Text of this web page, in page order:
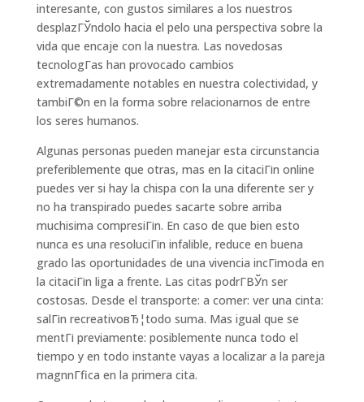
interesante, con gustos similares a los nuestros
desplazГЎndolo hacia el pelo una perspectiva sobre la
vida que encaje con la nuestra. Las novedosas
tecnologГ­as han provocado cambios
extremadamente notables en nuestra colectividad, y
tambiГ©n en la forma sobre relacionarnos de entre
los seres humanos.
Algunas personas pueden manejar esta circunstancia
preferiblemente que otras, mas en la citaciГіn online
puedes ver si hay la chispa con la una diferente ser y
no ha transpirado puedes sacarte sobre arriba
muchisima compresiГіn. En caso de que bien esto
nunca es una resoluciГіn infalible, reduce en buena
grado las oportunidades de una vivencia incГіmoda en
la citaciГіn liga a frente. Las citas podrГ­ВЎn ser
costosas. Desde el transporte: a comer: ver una cinta:
salГіn recreativoвЂ¦todo suma. Mas igual que se
mentГі previamente: posiblemente nunca todo el
tiempo y en todo instante vayas a localizar a la pareja
magnnГ­fica en la primera cita.